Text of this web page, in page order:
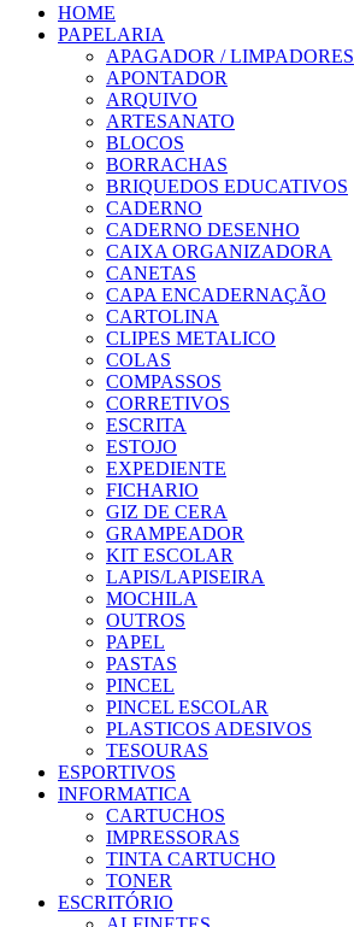
HOME
PAPELARIA
APAGADOR / LIMPADORES
APONTADOR
ARQUIVO
ARTESANATO
BLOCOS
BORRACHAS
BRIQUEDOS EDUCATIVOS
CADERNO
CADERNO DESENHO
CAIXA ORGANIZADORA
CANETAS
CAPA ENCADERNAÇÃO
CARTOLINA
CLIPES METALICO
COLAS
COMPASSOS
CORRETIVOS
ESCRITA
ESTOJO
EXPEDIENTE
FICHARIO
GIZ DE CERA
GRAMPEADOR
KIT ESCOLAR
LAPIS/LAPISEIRA
MOCHILA
OUTROS
PAPEL
PASTAS
PINCEL
PINCEL ESCOLAR
PLASTICOS ADESIVOS
TESOURAS
ESPORTIVOS
INFORMATICA
CARTUCHOS
IMPRESSORAS
TINTA CARTUCHO
TONER
ESCRITÓRIO